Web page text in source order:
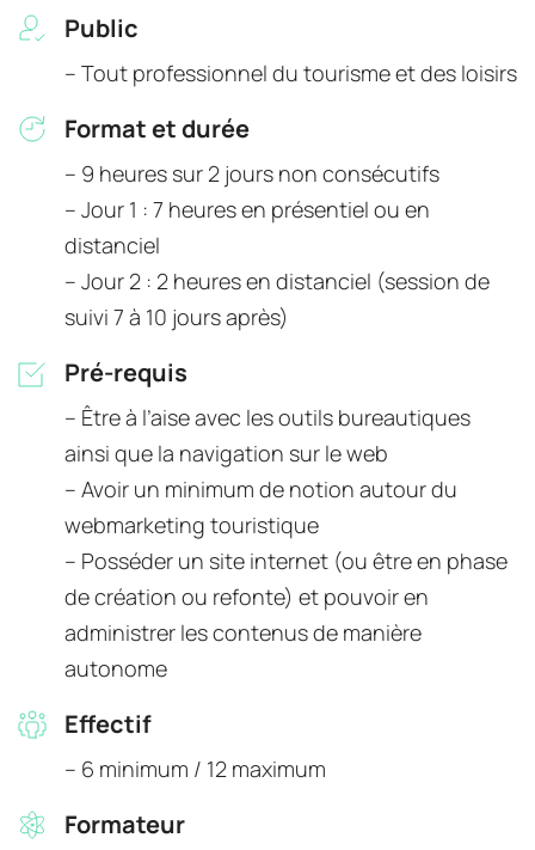
Public
-- Tout professionnel du tourisme et des loisirs
Format et durée
-- 9 heures sur 2 jours non consécutifs
-- Jour 1 : 7 heures en présentiel ou en
distanciel
-- Jour 2 : 2 heures en distanciel (session de
suivi 7 à 10 jours après)
Pré-requis
-- Être à l’aise avec les outils bureautiques
ainsi que la navigation sur le web
-- Avoir un minimum de notion autour du
webmarketing touristique
-- Posséder un site internet (ou être en phase
de création ou refonte) et pouvoir en
administrer les contenus de manière
autonome
Effectif
-- 6 minimum / 12 maximum
Formateur